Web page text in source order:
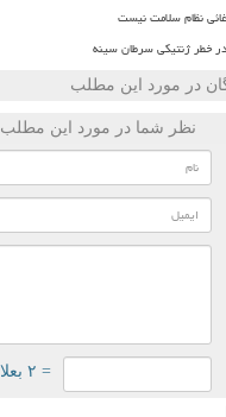
نظام سلامت نیست
خطر ژنتیکی سرطان سینه
در مورد این مطلب
نظر شما در مورد این مطلب
= ۲ بعلاوه ۵